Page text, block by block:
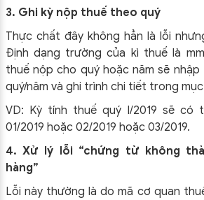
3. Ghi kỳ nộp thuế theo quý
Thực chất đây không hẳn là lỗi
Định dạng trường của kì thuế là
thuế nộp cho quý hoặc năm sẽ
quý/năm và ghi trình chi tiết trong
VD: Kỳ tính thuế quý I/2019 sẽ có
01/2019 hoặc 02/2019 hoặc 03/2019.
4. Xử lý lỗi “chứng từ không
hàng”
Lỗi này thường là do mã cơ quan